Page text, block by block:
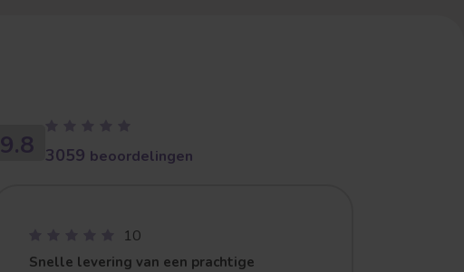
9.8 3059 beoordelingen
10
Snelle levering van een prachtige